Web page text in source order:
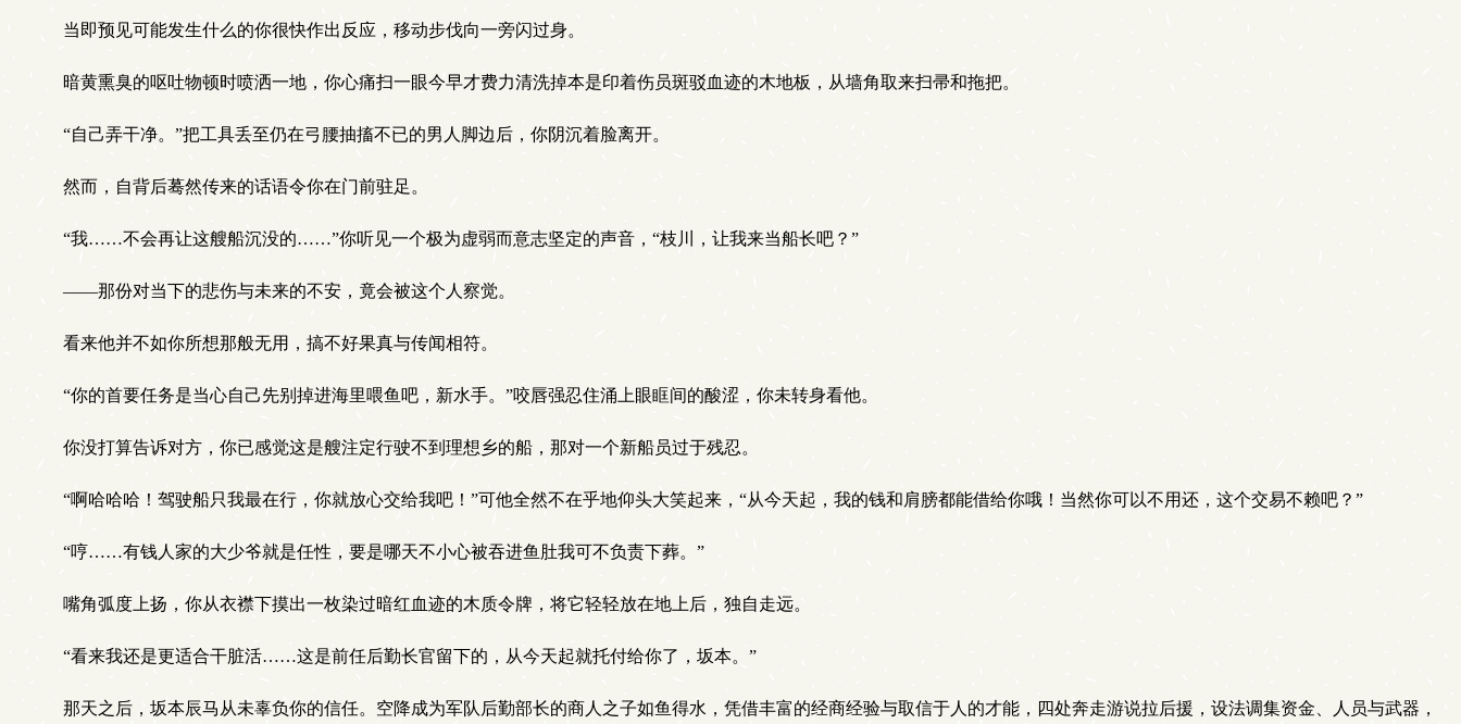
当即预见可能发生什么的你很快作出反应，移动步伐向一旁闪过身。
暗黄熏臭的呕吐物顿时喷洒一地，你心痛扫一眼今早才费力清洗掉本是印着伤员斑驳血迹的木地板，从墙角取来扫帚和拖把。
“自己弄干净。”把工具丢至仍在弓腰抽搐不已的男人脚边后，你阴沉着脸离开。
然而，自背后蓦然传来的话语令你在门前驻足。
“我……不会再让这艘船沉没的……”你听见一个极为虚弱而意志坚定的声音，“枝川，让我来当船长吧？”
——那份对当下的悲伤与未来的不安，竟会被这个人察觉。
看来他并不如你所想那般无用，搞不好果真与传闻相符。
“你的首要任务是当心自己先别掉进海里喂鱼吧，新水手。”咬唇强忍住涌上眼眶间的酸涩，你未转身看他。
你没打算告诉对方，你已感觉这是艘注定行驶不到理想乡的船，那对一个新船员过于残忍。
“啊哈哈哈！驾驶船只我最在行，你就放心交给我吧！”可他全然不在乎地仰头大笑起来，“从今天起，我的钱和肩膀都能借给你哦！当然你可以不用还，这个交易不赖吧？”
“哼……有钱人家的大少爷就是任性，要是哪天不小心被吞进鱼肚我可不负责下葬。”
嘴角弧度上扬，你从衣襟下摸出一枚染过暗红血迹的木质令牌，将它轻轻放在地上后，独自走远。
“看来我还是更适合干脏活……这是前任后勤长官留下的，从今天起就托付给你了，坂本。”
那天之后，坂本辰马从未辜负你的信任。空降成为军队后勤部长的商人之子如鱼得水，凭借丰富的经商经验与取信于人的才能，四处奔走游说拉后援，设法调集资金、人员与武器，